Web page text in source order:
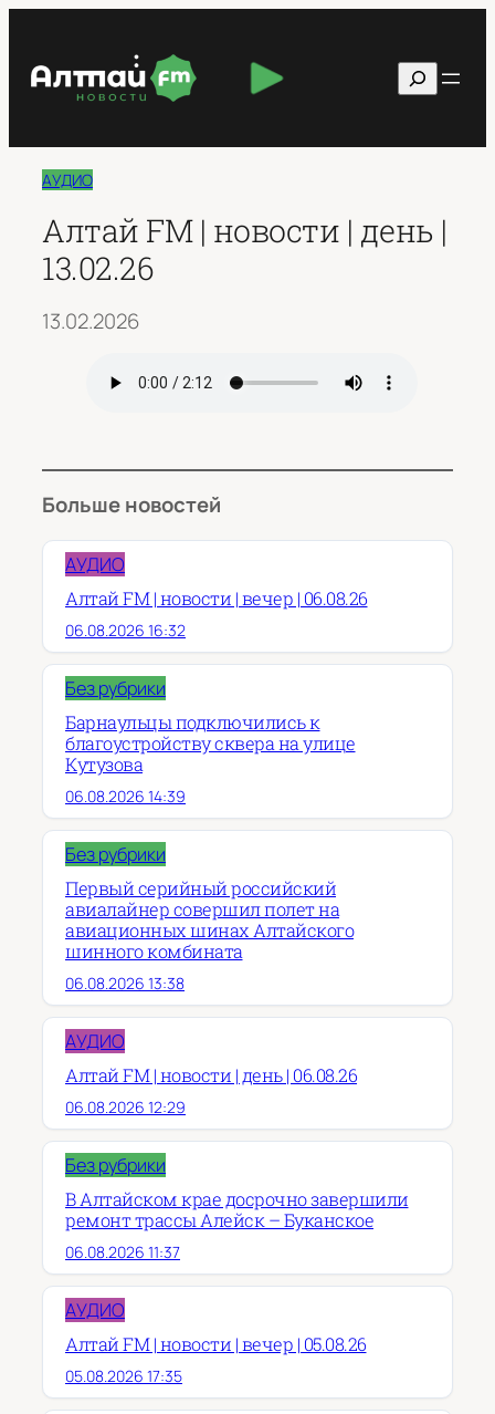
содержимому
Поиск
АУДИО
Алтай FM | новости | день |
13.02.26
13.02.2026
Больше новостей
АУДИО
Алтай FM | новости | вечер | 06.08.26
06.08.2026 16:32
Без рубрики
Барнаульцы подключились к
благоустройству сквера на улице
Кутузова
06.08.2026 14:39
Без рубрики
Первый серийный российский
авиалайнер совершил полет на
авиационных шинах Алтайского
шинного комбината
06.08.2026 13:38
АУДИО
Алтай FM | новости | день | 06.08.26
06.08.2026 12:29
Без рубрики
В Алтайском крае досрочно завершили
ремонт трассы Алейск – Буканское
06.08.2026 11:37
АУДИО
Алтай FM | новости | вечер | 05.08.26
05.08.2026 17:35